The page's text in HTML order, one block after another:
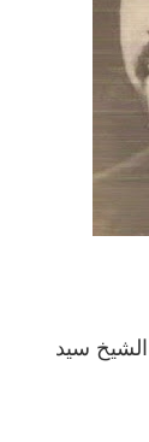
الشيخ سيد